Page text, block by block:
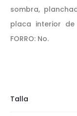
sombra,
placa interior de
FORRO: No.
Talla